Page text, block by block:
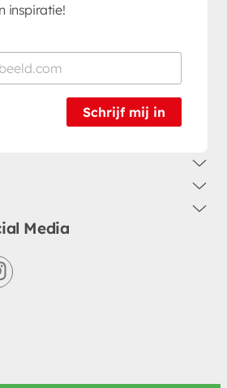
inspiratie!
Schrijf mij in
Media